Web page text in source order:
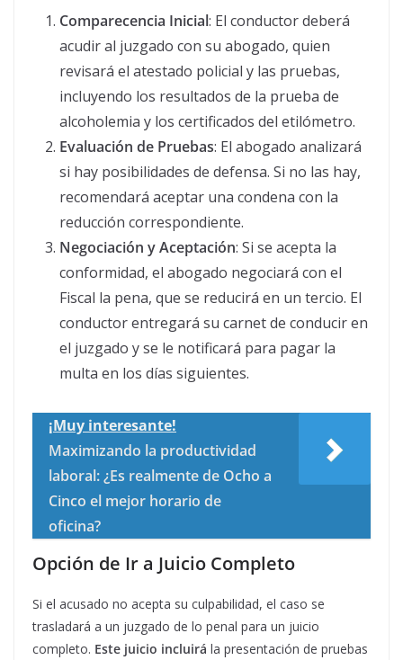
Comparecencia Inicial: El conductor deberá
acudir al juzgado con su abogado, quien
revisará el atestado policial y las pruebas,
incluyendo los resultados de la prueba de
alcoholemia y los certificados del etilómetro.
Evaluación de Pruebas: El abogado analizará
si hay posibilidades de defensa. Si no las hay,
recomendará aceptar una condena con la
reducción correspondiente.
Negociación y Aceptación: Si se acepta la
conformidad, el abogado negociará con el
Fiscal la pena, que se reducirá en un tercio. El
conductor entregará su carnet de conducir en
el juzgado y se le notificará para pagar la
multa en los días siguientes.
¡Muy interesante!
Maximizando la productividad
laboral: ¿Es realmente de Ocho a
Cinco el mejor horario de
oficina?
Opción de Ir a Juicio Completo
Si el acusado no acepta su culpabilidad, el caso se
trasladará a un juzgado de lo penal para un juicio
completo. Este juicio incluirá la presentación de pruebas